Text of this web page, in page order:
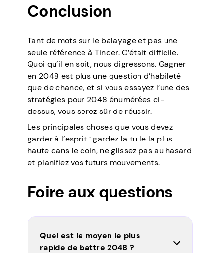
Conclusion
Tant de mots sur le balayage et pas une
seule référence à Tinder. C’était difficile.
Quoi qu’il en soit, nous digressons. Gagner
en 2048 est plus une question d’habileté
que de chance, et si vous essayez l’une des
stratégies pour 2048 énumérées ci-
dessus, vous serez sûr de réussir.
Les principales choses que vous devez
garder à l’esprit : gardez la tuile la plus
haute dans le coin, ne glissez pas au hasard
et planifiez vos futurs mouvements.
Foire aux questions
Quel est le moyen le plus
rapide de battre 2048 ?